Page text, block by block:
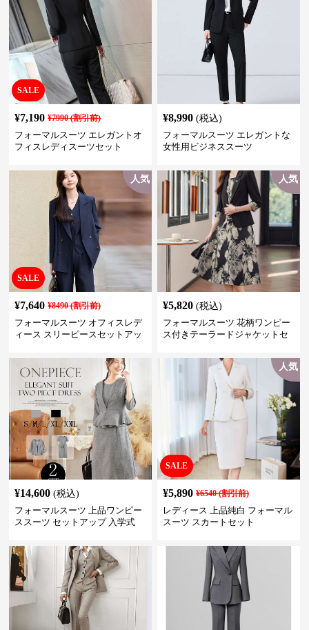
SALE
¥7,190 ¥7990(割引前)
フォーマルスーツ エレガントオ
フィスレディスーツセット
¥8,990 (税込)
フォーマルスーツ エレガントな
女性用ビジネススーツ
SALE
人気
¥7,640 ¥8490(割引前)
フォーマルスーツ オフィスレデ
ィース スリーピースセットアッ
人気
¥5,820 (税込)
フォーマルスーツ 花柄ワンピー
ス付きテーラードジャケットセ
¥14,600 (税込)
フォーマルスーツ 上品ワンピー
ススーツ セットアップ 入学式
SALE
人気
¥5,890 ¥6540(割引前)
レディース 上品純白 フォーマル
スーツ スカートセット